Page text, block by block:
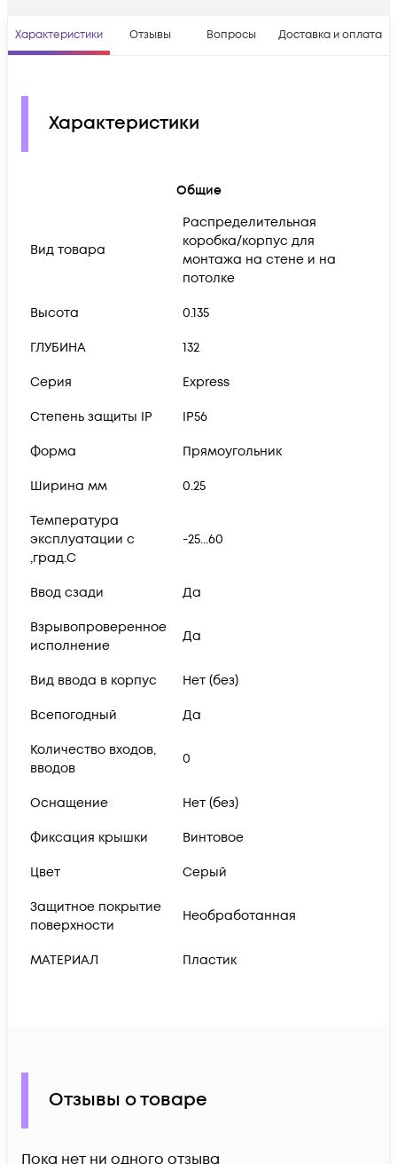
Характеристики Отзывы Вопросы Доставка и оплата
Характеристики
Общие
Вид товара
Распределительная
коробка/корпус для
монтажа на стене и на
потолке
Высота 0.135
ГЛУБИНА 132
Серия Express
Степень защиты IP IP56
Форма Прямоугольник
Ширина мм 0.25
Температура
эксплуатации с
,град.C
-25...60
Ввод сзади Да
Взрывопроверенное
исполнение
Да
Вид ввода в корпус Нет (без)
Всепогодный Да
Количество входов,
вводов
0
Оснащение Нет (без)
Фиксация крышки Винтовое
Цвет Серый
Защитное покрытие
поверхности
Необработанная
МАТЕРИАЛ Пластик
Отзывы о товаре
Пока нет ни одного отзыва